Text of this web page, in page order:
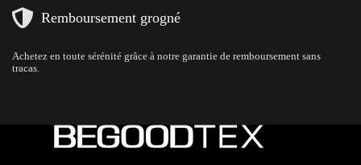
Remboursement grogné
Achetez en toute sérénité grâce à notre garantie de remboursement sans
tracas.